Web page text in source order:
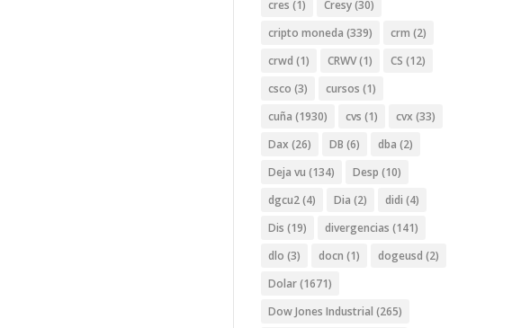
cres (1) Cresy(30)
cripto moneda (339) crm (2)
crwd (1) CRWV(1) CS (12)
csco (3) cursos (1)
cuña (1930) cvs (1) cvx (33)
Dax (26) DB (6) dba (2)
Deja vu (134) Desp (10)
dgcu2(4) Dia (2) didi (4)
Dis (19) divergencias (141)
dlo (3) docn (1) dogeusd (2)
Dolar(1671)
Dow Jones Industrial (265)